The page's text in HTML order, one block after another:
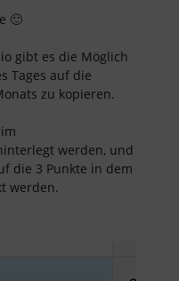
🙂
gibt es die Möglich
Tages auf die
zu kopieren.
werden, und
die 3 Punkte in dem
werden.